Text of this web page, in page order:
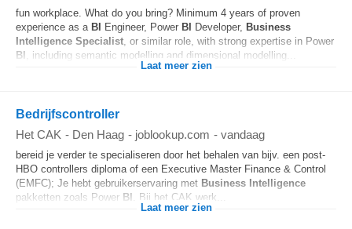
fun workplace. What do you bring? Minimum 4 years of proven
experience as a BI Engineer, Power BI Developer, Business
Intelligence Specialist, or similar role, with strong expertise in Power
BI , including semantic modelling and dimensional modelling...
Laat meer zien
Bedrijfscontroller
Het CAK - Den Haag - joblookup.com - vandaag
bereid je verder te specialiseren door het behalen van bijv. een post-
HBO controllers diploma of een Executive Master Finance & Control
(EMFC); Je hebt gebruikerservaring met Business Intelligence
pakketten zoals Power BI . Bij het CAK werk...
Laat meer zien